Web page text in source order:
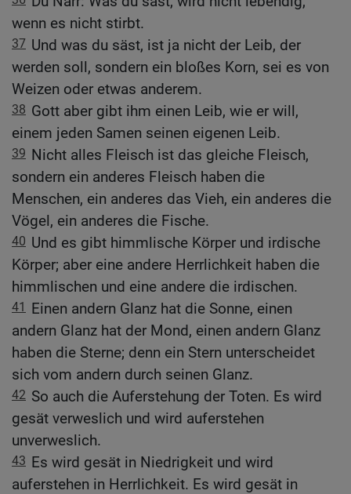
wenn es nicht stirbt.
37 Und was du säst, ist ja nicht der Leib, der
werden soll, sondern ein bloßes Korn, sei es von
Weizen oder etwas anderem.
38 Gott aber gibt ihm einen Leib, wie er will,
einem jeden Samen seinen eigenen Leib.
39 Nicht alles Fleisch ist das gleiche Fleisch,
sondern ein anderes Fleisch haben die
Menschen, ein anderes das Vieh, ein anderes die
Vögel, ein anderes die Fische.
40 Und es gibt himmlische Körper und irdische
Körper; aber eine andere Herrlichkeit haben die
himmlischen und eine andere die irdischen.
41 Einen andern Glanz hat die Sonne, einen
andern Glanz hat der Mond, einen andern Glanz
haben die Sterne; denn ein Stern unterscheidet
sich vom andern durch seinen Glanz.
42 So auch die Auferstehung der Toten. Es wird
gesät verweslich und wird auferstehen
unverweslich.
43 Es wird gesät in Niedrigkeit und wird
auferstehen in Herrlichkeit. Es wird gesät in